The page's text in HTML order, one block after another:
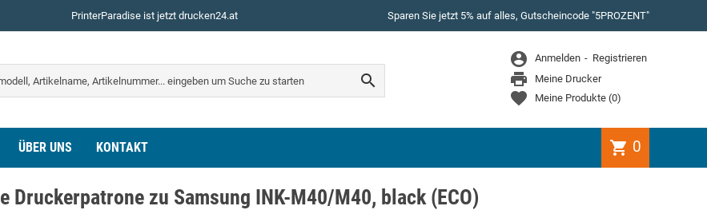
PrinterParadise ist jetzt drucken24.at Sparen Sie jetzt 5% auf alles, Gutscheincode "5PROZENT"

Anmelden
Registrieren
Meine Drucker
Meine Produkte (0)
ÜBER UNS KONTAKT shopping_cart 0
WEITER EINKAUFEN
Es gibt keine Artikel mehr in Ihrem Warenkorb
Druckerpatrone zu Samsung INK-M40/M40, black (ECO)